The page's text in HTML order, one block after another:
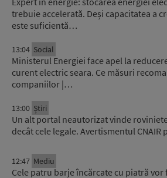
trebuie accelerată. Deși capacitatea a
este suficientă…
13:04 Social
Ministerul Energiei face apel la
curent electric seara. Ce măsuri
companiilor |…
13:00 Știri
Un alt portal neautorizat vinde
decât cele legale. Avertismentul CNAIR
12:47 Mediu
Cele patru barje încărcate cu piatră